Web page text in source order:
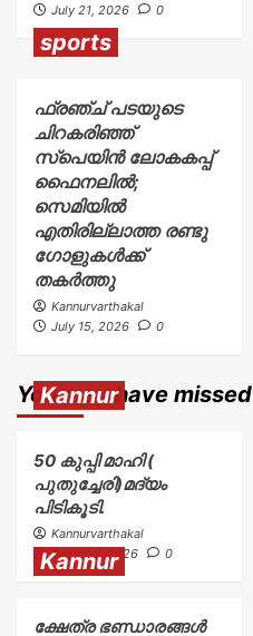
July 21, 2026
0
sports
ഫ്രഞ്ച് പടയുടെ
ചിറകരിഞ്ഞ്
സ്പെയിൻ ലോകകപ്പ്
ഫൈനലിൽ;
സെമിയിൽ
എതിരില്ലാത്ത രണ്ടു
ഗോളുകൾക്ക്
തകർത്തു
Kannurvarthakal
July 15, 2026
0
You may have missed
Kannur
50 കുപ്പി മാഹി (
പുതുച്ചേരി)മദ്യം
പിടികൂടി.
Kannurvarthakal
August 7, 2026
0
Kannur
ക്ഷേത്ര ഭണ്ഡാരങ്ങൾ